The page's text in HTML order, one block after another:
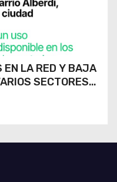
EN LA RED Y BAJA
SECTORES